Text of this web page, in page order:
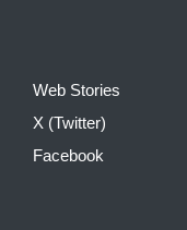
Web Stories
X (Twitter)
Facebook